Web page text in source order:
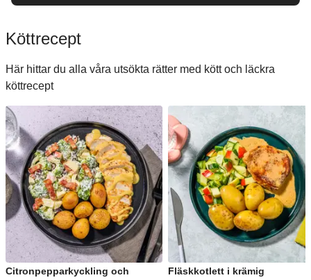
Köttrecept
Här hittar du alla våra utsökta rätter med kött och läckra
köttrecept
Citronpepparkyckling och
Fläskkotlett i krämig